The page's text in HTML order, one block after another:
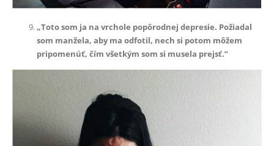
„Toto som ja na vrchole popôrodnej depresie. Požiadal
som manžela, aby ma odfotil, nech si potom môžem
pripomenúť, čím všetkým som si musela prejsť.”